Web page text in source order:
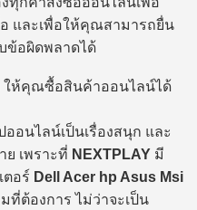
และเพื่อให้คุณสามารถยื่น
ข้อผิดพลาดได้
ห้คุณซื้อสินค้าออนไลน์ได้
อนไลน์เป็นเรื่องสนุก และ
ย เพราะที่ NEXTPLAY มี
ตอร์ Dell Acer hp Asus Msi
ต้องการ ไม่ว่าจะเป็น